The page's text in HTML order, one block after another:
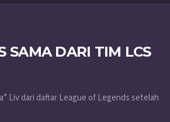
SAMA DARI TIM LCS
Liv dari daftar League of Legends setelah